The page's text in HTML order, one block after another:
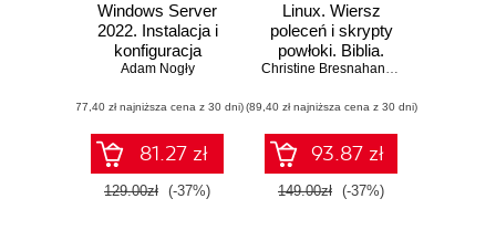
Windows Server
2022. Instalacja i
konfiguracja
Adam Nogły
(77,40 zł najniższa cena z 30 dni)
81.27 zł
129.00zł (-37%)
Linux. Wiersz
poleceń i skrypty
powłoki. Biblia.
Wydanie IV
Christine Bresnahan
,Richard Blum
(89,40 zł najniższa cena z 30 dni)
93.87 zł
149.00zł (-37%)